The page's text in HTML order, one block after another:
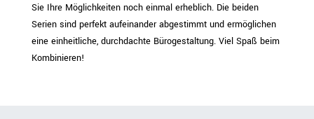
Sie Ihre Möglichkeiten noch einmal erheblich. Die beiden
Serien sind perfekt aufeinander abgestimmt und ermöglichen
eine einheitliche, durchdachte Bürogestaltung. Viel Spaß beim
Kombinieren!